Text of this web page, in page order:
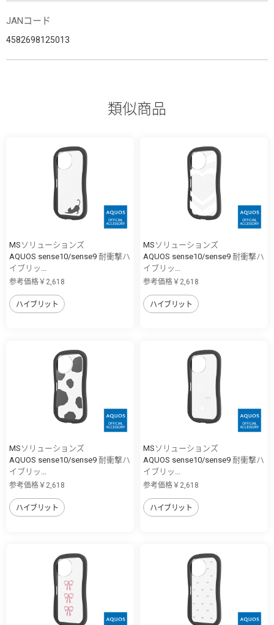
JANコード
4582698125013
類似商品
MSソリューションズ
AQUOS sense10/sense9 耐衝撃ハ
イブリッ...
参考価格￥2,618
ハイブリット
MSソリューションズ
AQUOS sense10/sense9 耐衝撃ハ
イブリッ...
参考価格￥2,618
ハイブリット
MSソリューションズ
AQUOS sense10/sense9 耐衝撃ハ
イブリッ...
参考価格￥2,618
ハイブリット
MSソリューションズ
AQUOS sense10/sense9 耐衝撃ハ
イブリッ...
参考価格￥2,618
ハイブリット